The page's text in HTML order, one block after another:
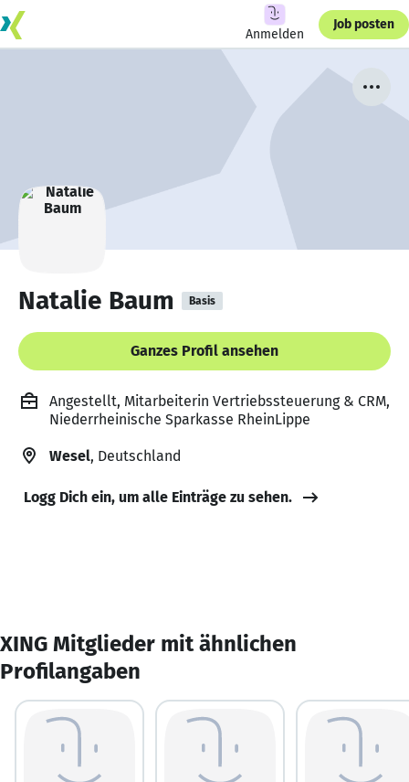
Anmelden
Job posten
Natalie Baum Basis
Ganzes Profil ansehen
Angestellt, Mitarbeiterin Vertriebssteuerung & CRM,
Niederrheinische Sparkasse RheinLippe
Wesel, Deutschland
Logg Dich ein, um alle Einträge zu sehen.
XING Mitglieder mit ähnlichen
Profilangaben